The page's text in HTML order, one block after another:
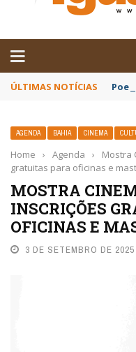
ÚLTIMAS NOTÍCIAS
AGENDA BAHIA CINEMA
Home › Agenda ›
Mostra
gratuitas para oficinas e
MOSTRA
INSCRIÇÕES
OFICINAS E
3 DE SETEMBRO DE 2025